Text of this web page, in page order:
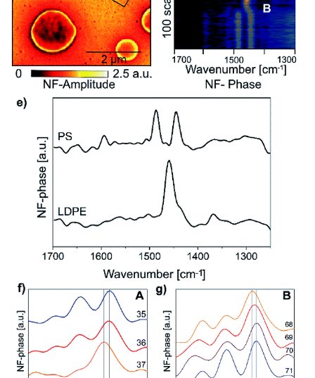
"The neaSNOM microscope with it’s imaging and nano-FTIR mode is
the most useful research instrument in years, bringing genuinely new
insights."
Dr. Jaroslaw Syzdek
美国 劳伦斯伯克利国家实验室
Lawrence Berkeley National Laboratory
"We were looking for a flexible research tool capable of characterizing
our energy storage materials at the nanoscale. neaSNOM proofed to
and spectroscopy and brings us substantial new insights for our
research”